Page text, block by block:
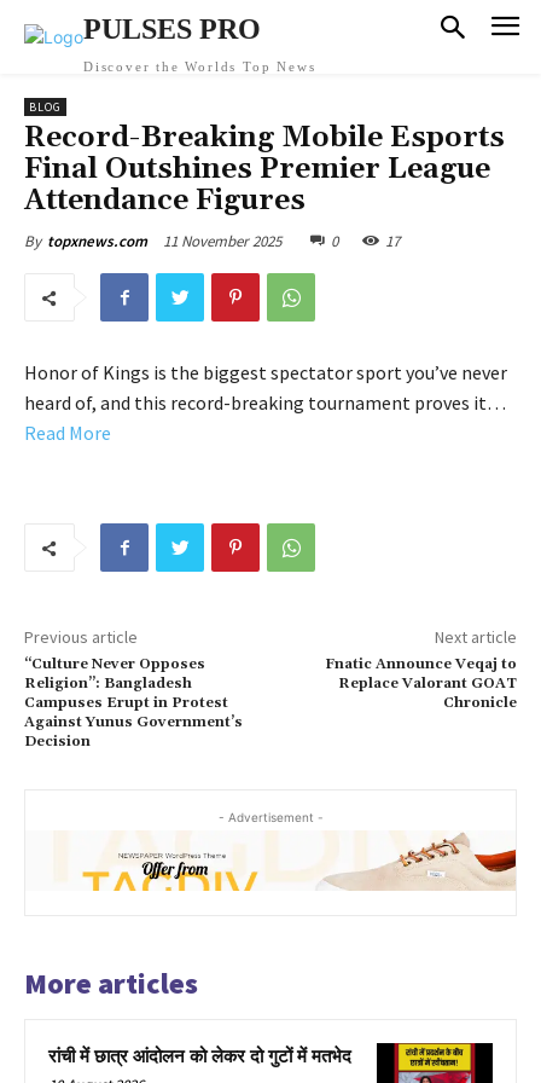
PULSES PRO
Discover the Worlds Top News
BLOG
Record-Breaking Mobile Esports
Final Outshines Premier League
Attendance Figures
By topxnews.com 11 November 2025 0 17
Honor of Kings is the biggest spectator sport you’ve never
heard of, and this record-breaking tournament proves it…
Read More
Previous article
“Culture Never Opposes
Religion”: Bangladesh
Campuses Erupt in Protest
Against Yunus Government’s
Decision
Next article
Fnatic Announce Veqaj to
Replace Valorant GOAT
Chronicle
- Advertisement -
More articles
रांची में छात्र आंदोलन को लेकर दो गुटों में मतभेद